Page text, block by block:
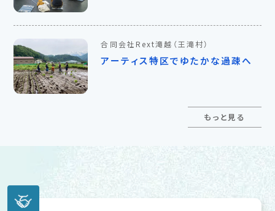
合同会社Rext滝越 （王滝村）
アーティス特区でゆたかな過疎へ
もっと見る